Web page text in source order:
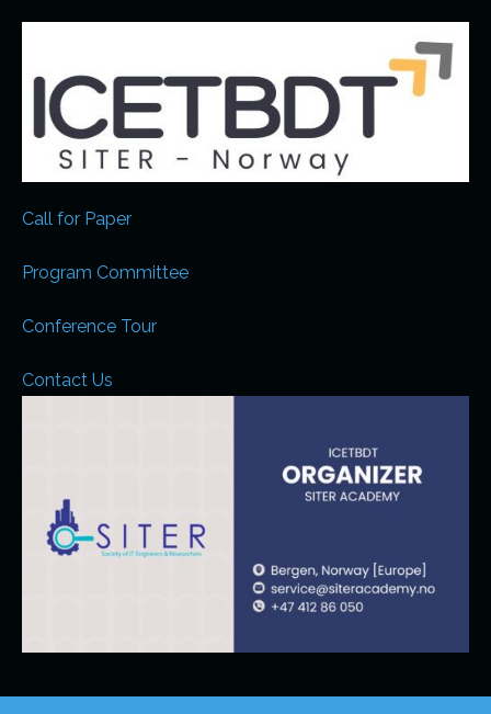
Call for Paper
Program Committee
Conference Tour
Contact Us